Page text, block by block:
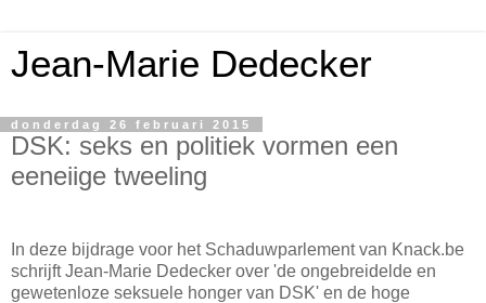
Jean-Marie Dedecker
donderdag 26 februari 2015
DSK: seks en politiek vormen een
eeneiige tweeling
In deze bijdrage voor het Schaduwparlement van Knack.be
schrijft Jean-Marie Dedecker over 'de ongebreidelde en
gewetenloze seksuele honger van DSK' en de hoge